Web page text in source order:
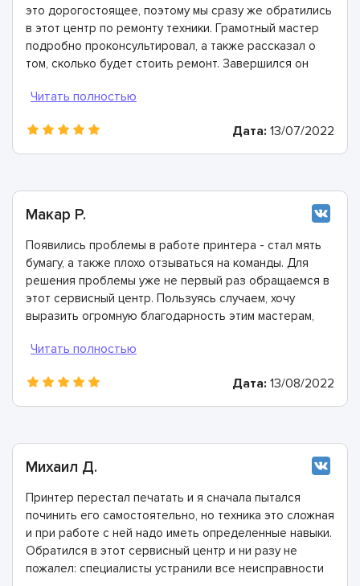
это дорогостоящее, поэтому мы сразу же обратились
в этот центр по ремонту техники. Грамотный мастер
подробно проконсультировал, а также рассказал о
том, сколько будет стоить ремонт. Завершился он
Дата: 13/07/2022
Макар Р.
Появились проблемы в работе принтера - стал мять
бумагу, а также плохо отзываться на команды. Для
решения проблемы уже не первый раз обращаемся в
этот сервисный центр. Пользуясь случаем, хочу
выразить огромную благодарность этим мастерам,
Дата: 13/08/2022
Михаил Д.
Принтер перестал печатать и я сначала пытался
починить его самостоятельно, но техника это сложная
и при работе с ней надо иметь определенные навыки.
Обратился в этот сервисный центр и ни разу не
пожалел: специалисты устранили все неисправности